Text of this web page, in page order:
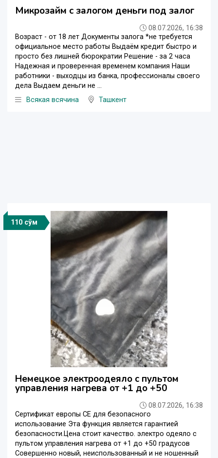
Микрозайм с залогом деньги под залог
08.07.2026, 16:38
Возраст - от 18 лет Документы залога *не требуется
официальное место работы Выдаём кредит быстро и
просто без лишней бюрократии Решение - за 2 часа
Надежная и проверенная временем компания Наши
работники - выходцы из банка, профессионалы своего
дела Выдаем деньги не ...
Всякая всячина
Ташкент
110 сўм
Немецкое электроодеяло c пультом
управления нагрева от +1 до +50
08.07.2026, 16:38
Сертификат европы CE для безопасного
использование Эта функция является гарантией
безопасности.Цена стоит качество. электро одеяло c
пультом управления нагрева от +1 до +50 градусов
Совершенно новый, неиспользованный и не ношенный